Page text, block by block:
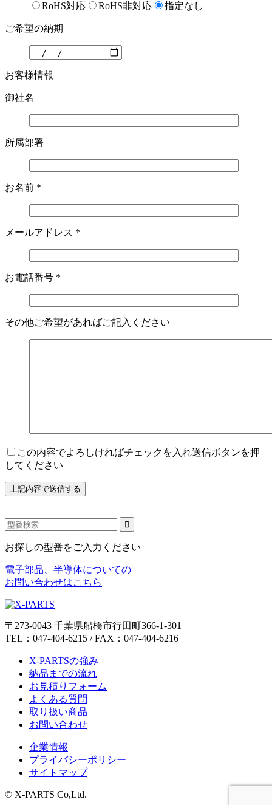
RoHS対応 RoHS非対応 指定なし
ご希望の納期
お客様情報
御社名
所属部署
お名前 *
メールアドレス *
お電話番号 *
その他ご希望があればご記入ください
この内容でよろしければチェックを入れ送信ボタンを押
してください
お探しの型番をご入力ください
電子部品、半導体についての
お問い合わせはこちら
〒273-0043 千葉県船橋市行田町366-1-301
TEL：047-404-6215 / FAX：047-404-6216
X-PARTSの強み
納品までの流れ
お見積りフォーム
よくある質問
取り扱い商品
お問い合わせ
企業情報
プライバシーポリシー
サイトマップ
© X-PARTS Co,Ltd.